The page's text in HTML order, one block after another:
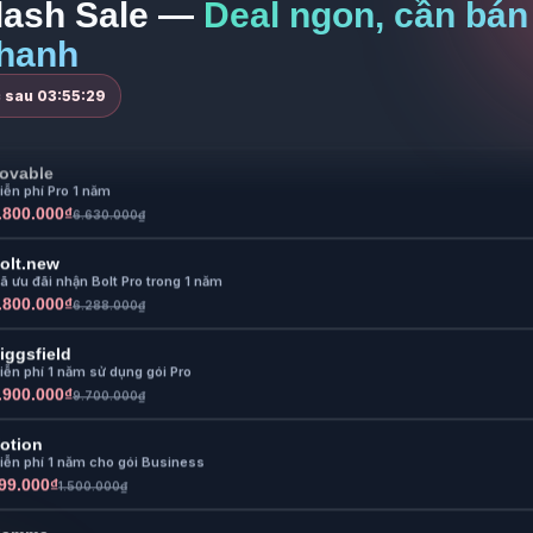
Sale — Deal ngon, cần bán
sau 03:55:27
1.500.000₫
phí Pro 1 năm
5.680.000₫
phí Pro 1 năm
6.630.000₫
ưu đãi nhận Bolt Pro trong 1 năm
6.288.000₫
phí 1 năm sử dụng gói Pro
9.700.000₫
phí 1 năm cho gói Business
1.500.000₫
phí Pro 1 năm